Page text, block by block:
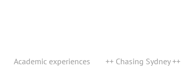
Academic experiences ++ Chasing Sydney ++